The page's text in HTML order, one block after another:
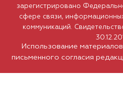
Использование
письменного согласия
зарегистрировано
сфере связи,
коммуникаций.